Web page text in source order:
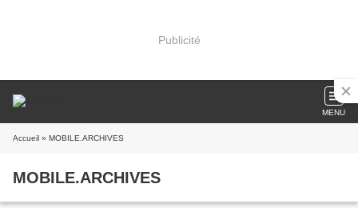
Publicité
MENU
Accueil » MOBILE.ARCHIVES
MOBILE.ARCHIVES